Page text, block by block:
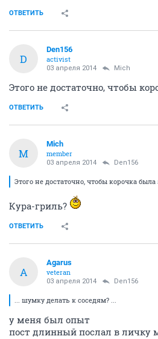
ОТВЕТИТЬ
D
Den156
activist
03 апреля 2014 Mich
Этого не достаточно, чтобы
ОТВЕТИТЬ
M
Mich
member
03 апреля 2014 Den156
Этого не достаточно, чтобы корочка была
Кура-гриль?
ОТВЕТИТЬ
A
Agarus
veteran
03 апреля 2014 Den156
... шумку делать к соседям? ...
у меня был опыт
пост длинный послал в личку